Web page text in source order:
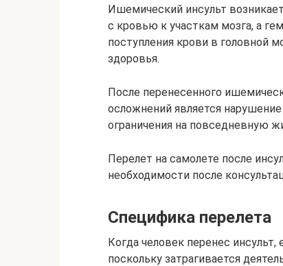
Ишемический инсульт
с кровью к участкам мозга, а
поступления крови в головной
здоровья.
После перенесенного
осложнений является
ограничения на повседневную
Перелет на самолете после
необходимости после
Специфика перелета
Когда человек перенес инсульт,
поскольку затрагивается